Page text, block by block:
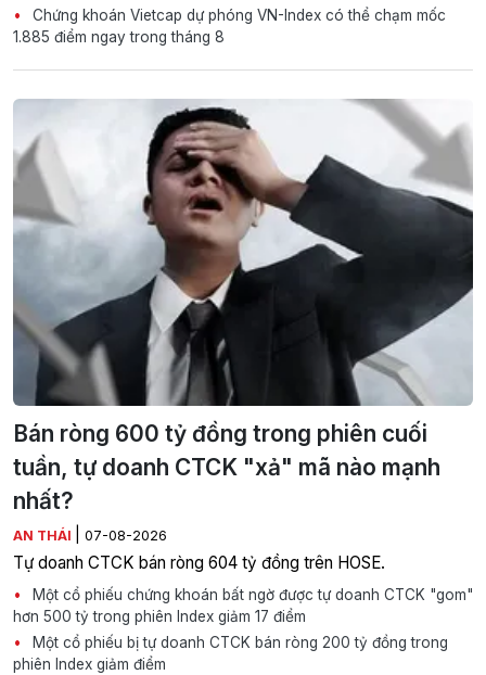
Chứng khoán Vietcap dự phóng VN-Index có thể chạm mốc
1.885 điểm ngay trong tháng 8
Bán ròng 600 tỷ đồng trong phiên cuối
tuần, tự doanh CTCK "xả" mã nào mạnh
nhất?
AN THÁI 07-08-2026
Tự doanh CTCK bán ròng 604 tỷ đồng trên HOSE.
Một cổ phiếu chứng khoán bất ngờ được tự doanh CTCK "gom"
hơn 500 tỷ trong phiên Index giảm 17 điểm
Một cổ phiếu bị tự doanh CTCK bán ròng 200 tỷ đồng trong
phiên Index giảm điểm